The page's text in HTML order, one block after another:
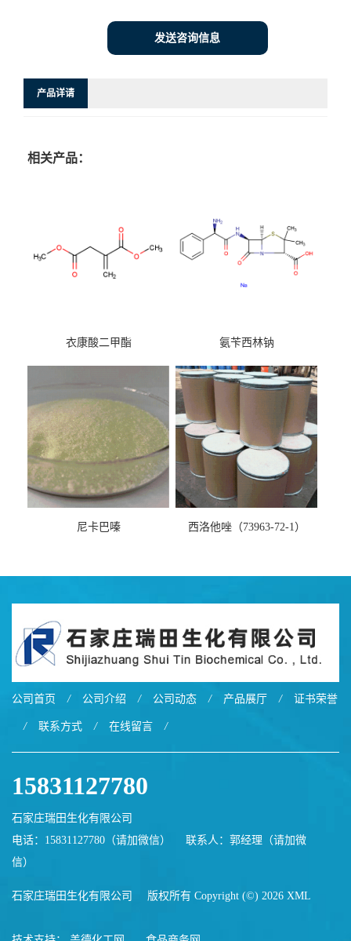
发送咨询信息
产品详请
相关产品：
衣康酸二甲酯 氨苄西林钠
尼卡巴嗪 西洛他唑（73963-72-1）
公司首页 / 公司介绍 / 公司动态 / 产品展厅 / 证书荣誉
/ 联系方式 / 在线留言 /
15831127780
石家庄瑞田生化有限公司
电话：15831127780（请加微信）
联系人：郭经理（请加微
信）
石家庄瑞田生化有限公司 版权所有 Copyright (©) 2026 XML